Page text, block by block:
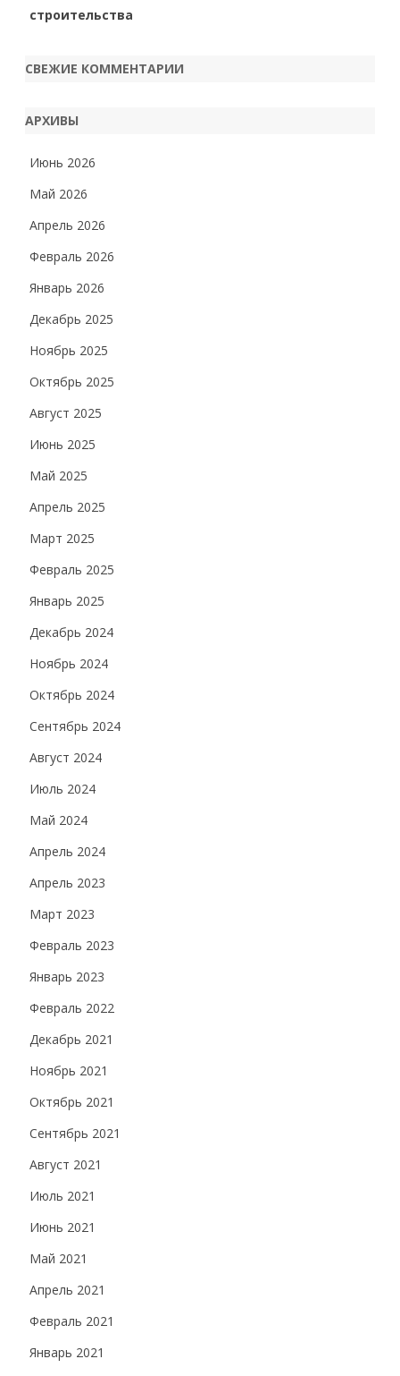
строительства
СВЕЖИЕ КОММЕНТАРИИ
АРХИВЫ
Июнь 2026
Май 2026
Апрель 2026
Февраль 2026
Январь 2026
Декабрь 2025
Ноябрь 2025
Октябрь 2025
Август 2025
Июнь 2025
Май 2025
Апрель 2025
Март 2025
Февраль 2025
Январь 2025
Декабрь 2024
Ноябрь 2024
Октябрь 2024
Сентябрь 2024
Август 2024
Июль 2024
Май 2024
Апрель 2024
Апрель 2023
Март 2023
Февраль 2023
Январь 2023
Февраль 2022
Декабрь 2021
Ноябрь 2021
Октябрь 2021
Сентябрь 2021
Август 2021
Июль 2021
Июнь 2021
Май 2021
Апрель 2021
Февраль 2021
Январь 2021